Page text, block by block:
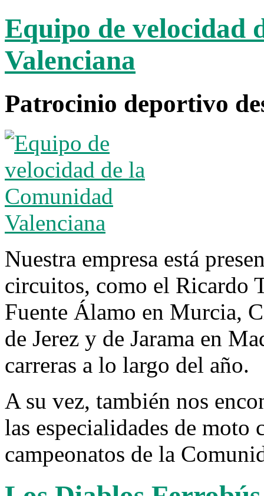
Equipo de velocidad
Valenciana
Patrocinio deportivo
Nuestra empresa está
circuitos, como el Ricardo
Fuente Álamo en Murcia,
de Jerez y de Jarama en
carreras a lo largo del año.
A su vez, también nos
las especialidades de
campeonatos de la